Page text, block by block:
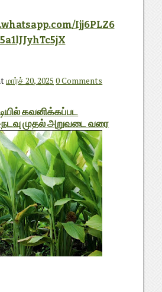
Ijj6PLZ6
மார்ச் 20, 2025 0 Comments
கவனிக்கப்பட
முதல் அறுவடை வரை